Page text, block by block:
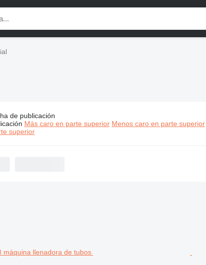
Turbo maquinaria industrial
de publicación
Más caro en parte superior Menos caro en parte superior
superior